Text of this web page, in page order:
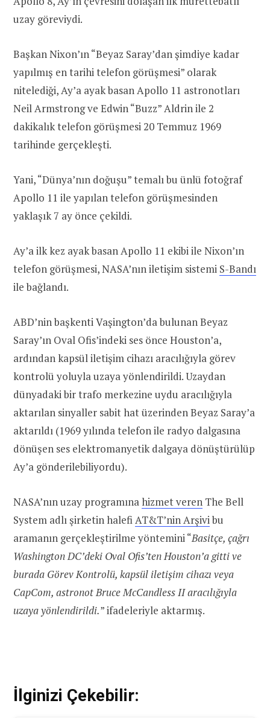
uzay göreviydi.
Başkan Nixon’ın “Beyaz Saray’dan şimdiye kadar
yapılmış en tarihi telefon görüşmesi” olarak
nitelediği, Ay’a ayak basan Apollo 11 astronotları
Neil Armstrong ve Edwin “Buzz” Aldrin ile 2
dakikalık telefon görüşmesi 20 Temmuz 1969
tarihinde gerçekleşti.
Yani, “Dünya’nın doğuşu” temalı bu ünlü fotoğraf
Apollo 11 ile yapılan telefon görüşmesinden
yaklaşık 7 ay önce çekildi.
Ay’a ilk kez ayak basan Apollo 11 ekibi ile Nixon’ın
telefon görüşmesi, NASA’nın iletişim sistemi S-Bandı
ile bağlandı.
ABD’nin başkenti Vaşington’da bulunan Beyaz
Saray’ın Oval Ofis’indeki ses önce Houston’a,
ardından kapsül iletişim cihazı aracılığıyla görev
kontrolü yoluyla uzaya yönlendirildi. Uzaydan
dünyadaki bir trafo merkezine uydu aracılığıyla
aktarılan sinyaller sabit hat üzerinden Beyaz Saray’a
aktarıldı (1969 yılında telefon ile radyo dalgasına
dönüşen ses elektromanyetik dalgaya dönüştürülüp
Ay’a gönderilebiliyordu).
NASA’nın uzay programınahizmet veren The Bell
System adlı şirketin halefiAT&T’nin Arşivibu
aramanın gerçekleştirilme yöntemini “Basitçe, çağrı
Washington DC’deki Oval Ofis’ten Houston’a gitti ve
burada Görev Kontrolü, kapsül iletişim cihazı veya
CapCom, astronot Bruce McCandless II aracılığıyla
uzaya yönlendirildi.” ifadeleriyle aktarmış.
İlginizi Çekebilir: